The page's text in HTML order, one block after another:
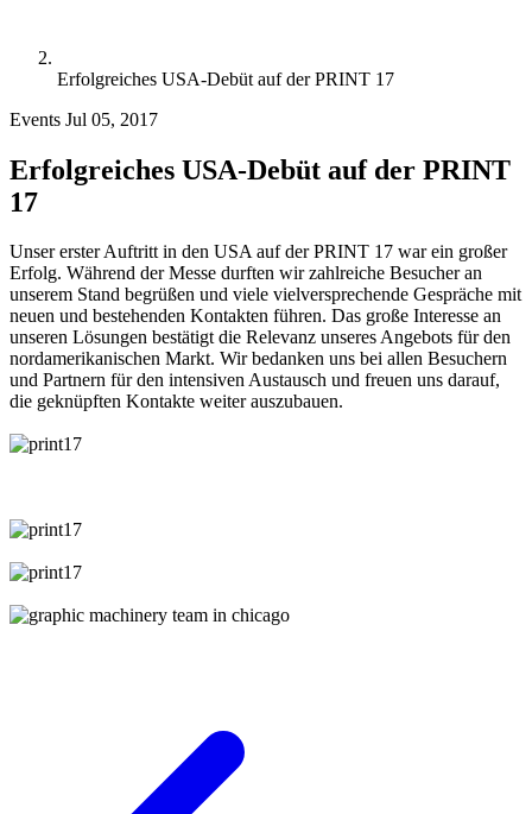
Erfolgreiches USA-Debüt auf der PRINT 17
Events Jul 05, 2017
Erfolgreiches USA-Debüt auf der PRINT
17
Unser erster Auftritt in den USA auf der PRINT 17 war ein großer
Erfolg. Während der Messe durften wir zahlreiche Besucher an
unserem Stand begrüßen und viele vielversprechende Gespräche mit
neuen und bestehenden Kontakten führen. Das große Interesse an
unseren Lösungen bestätigt die Relevanz unseres Angebots für den
nordamerikanischen Markt. Wir bedanken uns bei allen Besuchern
und Partnern für den intensiven Austausch und freuen uns darauf,
die geknüpften Kontakte weiter auszubauen.